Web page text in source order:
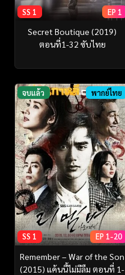
SS 1 EP 1
Secret Boutique (2019)
ตอนที่1-32 ซับไทย
จบแล้ว พากย์ไทย
SS 1 EP 1-20
Remember – War of the Son
(2015) แค้นนี้ไม่มีลืม ตอนที่ 1-